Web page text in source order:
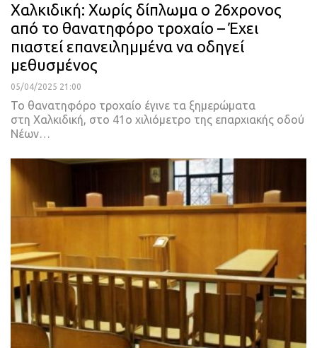
Χαλκιδική: Χωρίς δίπλωμα ο 26χρονος
από το θανατηφόρο τροχαίο – Έχει
πιαστεί επανειλημμένα να οδηγεί
μεθυσμένος
05/04/2025 21:00
Το θανατηφόρο τροχαίο έγινε τα ξημερώματα
στη Χαλκιδική, στο 41ο χιλιόμετρο της επαρχιακής οδού
Νέων…